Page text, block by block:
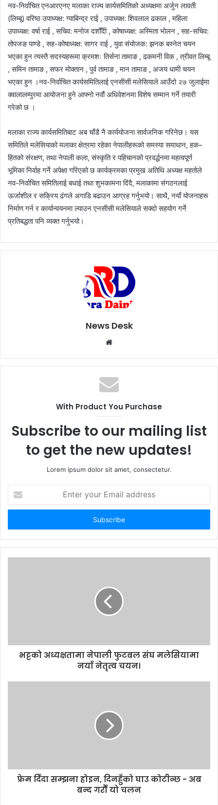
नव-निर्वाचित एनआरएनए मलाका राज्य कार्यसमितिको अध्यक्षमा अर्जुन लावती
(लिम्बू) वरिष्ठ उपाध्यक्ष: ग्याबिन्द्र राई , उपाध्यक्ष: शिवलाल ढकाल , महिला
उपाध्यक्ष: वर्षा राई , सचिव: मनोज दशौँदी , कोषाध्यक्ष: अस्मिता भोलन , सह-सचिव:
तोपजङ पाण्डे , सह-कोषाध्यक्ष: सागर राई , युवा संयोजक: झनक बस्नेत चयन
भएका हुन त्यस्तै सदस्यहरूमा क्रमशः तिर्सना तामाङ , ढकमनी विक , त्रीवत लिम्बू
, समिन तामाङ , सफर मोक्तान , पुर्व तामाङ , मान तामाङ , अजय धामी चयन
भएका हुन ।नव-निर्वाचित कार्यसमितिलाई एनसीसी मलेसियाले आउँदो २७ जुलाईमा
क्वालालम्पुरमा आयोजना हुने आफ्नो नवौं अधिवेशनमा विशेष सम्मान गर्ने तयारी
गरेको छ ।
मलाका राज्य कार्यसमितिबाट अब चाँडै नै कार्ययोजना सार्वजनिक गरिनेछ। यस
समितिले मलेसियाको मलाका क्षेत्रमा रहेका नेपालीहरूको समस्या समाधान, हक–
हितको संरक्षण, तथा नेपाली कला, संस्कृति र पहिचानको प्रवर्द्धनमा महत्वपूर्ण
भूमिका निर्वाह गर्ने अपेक्षा गरिएको छ कार्यक्रमका प्रमुख अतिथि अध्यक्ष महतोले
नव-निर्वाचित समितिलाई बधाई तथा शुभकामना दिंदै, मलाकामा संगठनलाई
ऊर्जाशील र सक्रिय ढंगले अगाडि बढाउन आग्रह गर्नुभयो। साथै, नयाँ योजनाहरू
निर्माण गर्न र कार्यान्वयनमा ल्याउन एनसीसी मलेसियाले सक्दो सहयोग गर्ने
प्रतिबद्धता पनि व्यक्त गर्नुभयो।
News Desk
b
s
i
e
With Product You Purchase
Subscribe to our mailing list
to get the new updates!
Lorem ipsum dolor sit amet, consectetur.
t
r
y
भट्टको अध्यक्षतामा नेपाली फुटबल संघ मलेसियामा
नयाँ नेतृत्व चयन।
फ्रेम दिँदा सम्झना होइन, दिनहुँको घाउ कोटीन्छ - अब
बन्द गरौँ यो चलन